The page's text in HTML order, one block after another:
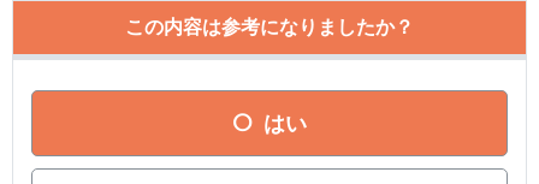
この内容は参考になりましたか？
はい